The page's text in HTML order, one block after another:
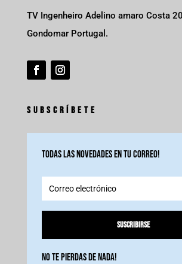
TV Ingenheiro Adelino amaro Costa
Gondomar Portugal.
SUBSCRÍBETE
Todas las novedades en tu correo!
Suscribirse
No te pierdas de nada!